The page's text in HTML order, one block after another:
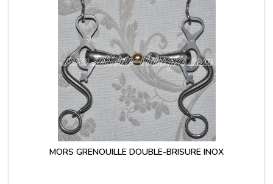
MORS GRENOUILLE DOUBLE-BRISURE INOX